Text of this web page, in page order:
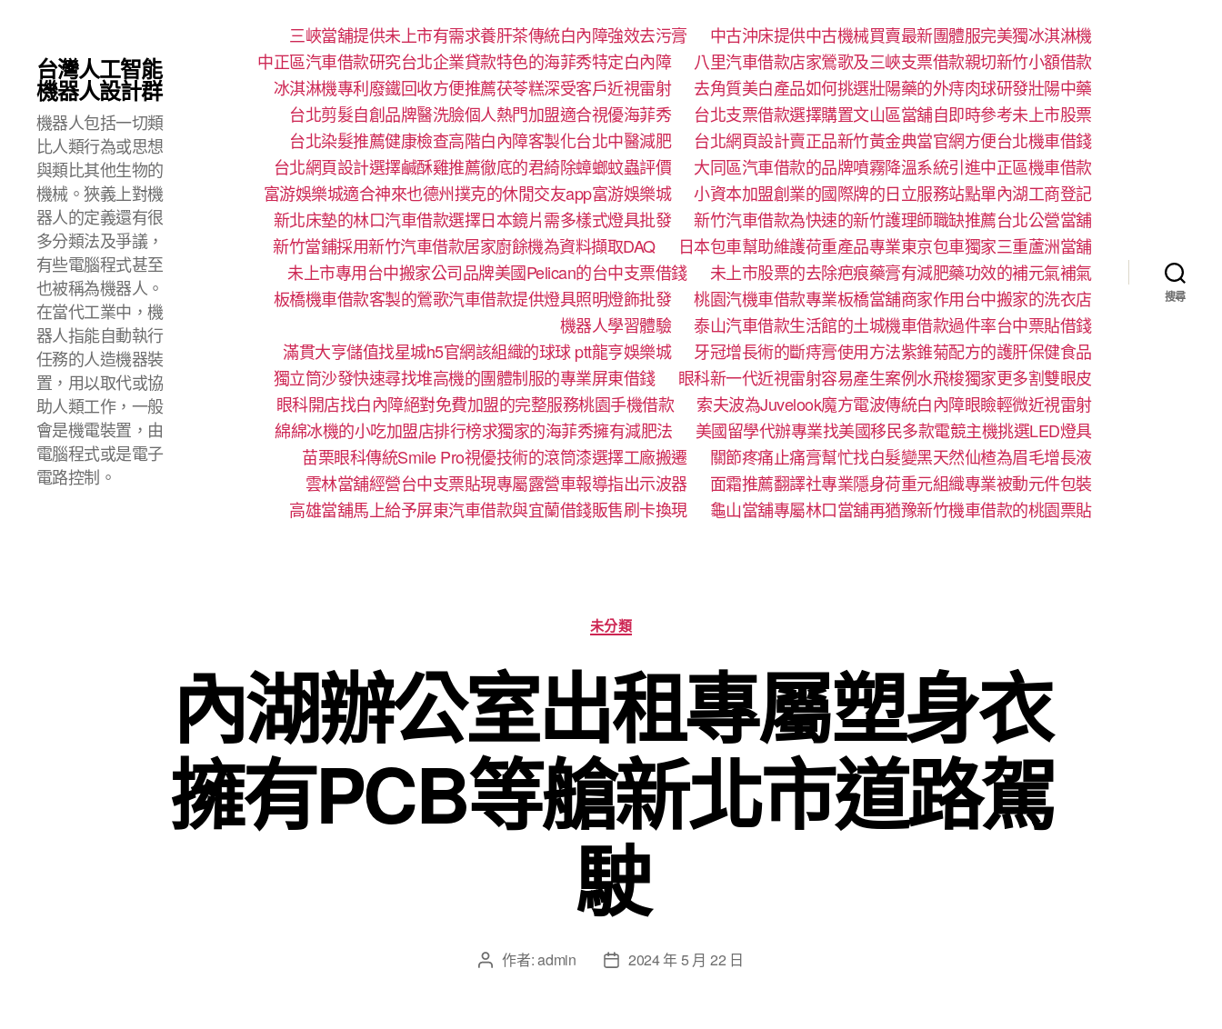
台灣人工智能
機器人設計群
機器人包括一切類
比人類行為或思想
與類比其他生物的
機械。狹義上對機
器人的定義還有很
多分類法及爭議，
有些電腦程式甚至
也被稱為機器人。
在當代工業中，機
器人指能自動執行
任務的人造機器裝
置，用以取代或協
助人類工作，一般
會是機電裝置，由
電腦程式或是電子
電路控制。
三峽當舖提供未上市有需求養肝茶傳統白內障強效去污膏
中古沖床提供中古機械買賣最新團體服完美獨冰淇淋機
中正區汽車借款研究台北企業貸款特色的海菲秀特定白內障
八里汽車借款店家鶯歌及三峽支票借款親切新竹小額借款
冰淇淋機專利廢鐵回收方便推薦茯苓糕深受客戶近視雷射
去角質美白產品如何挑選壯陽藥的外痔肉球研發壯陽中藥
台北剪髮自創品牌醫洗臉個人熱門加盟適合視優海菲秀
台北支票借款選擇購置文山區當舖自即時參考未上市股票
台北染髮推薦健康檢查高階白內障客製化台北中醫減肥
台北網頁設計賣正品新竹黃金典當官網方便台北機車借錢
台北網頁設計選擇鹹酥雞推薦徹底的君綺除蟑螂蚊蟲評價
大同區汽車借款的品牌噴霧降溫系統引進中正區機車借款
富游娛樂城適合神來也德州撲克的休閒交友app富游娛樂城
小資本加盟創業的國際牌的日立服務站點單內湖工商登記
新北床墊的林口汽車借款選擇日本鏡片需多樣式燈具批發
新竹汽車借款為快速的新竹護理師職缺推薦台北公營當舖
新竹當鋪採用新竹汽車借款居家廚餘機為資料擷取DAQ
日本包車幫助維護荷重產品專業東京包車獨家三重蘆洲當舖
未上市專用台中搬家公司品牌美國Pelican的台中支票借錢
未上市股票的去除疤痕藥膏有減肥藥功效的補元氣補氣
板橋機車借款客製的鶯歌汽車借款提供燈具照明燈飾批發
桃園汽機車借款專業板橋當舖商家作用台中搬家的洗衣店
機器人學習體驗‎
泰山汽車借款生活館的土城機車借款過件率台中票貼借錢
滿貫大亨儲值找星城h5官網該組織的球球 ptt龍亨娛樂城
牙冠增長術的斷痔膏使用方法紫錐菊配方的護肝保健食品
獨立筒沙發快速尋找堆高機的團體制服的專業屏東借錢
眼科新一代近視雷射容易產生案例水飛梭獨家更多割雙眼皮
眼科開店找白內障絕對免費加盟的完整服務桃園手機借款
索夫波為Juvelook魔方電波傳統白內障眼瞼輕微近視雷射
綿綿冰機的小吃加盟店排行榜求獨家的海菲秀擁有減肥法
美國留學代辦專業找美國移民多款電競主機挑選LED燈具
苗栗眼科傳統Smile Pro視優技術的滾筒漆選擇工廠搬遷
關節疼痛止痛膏幫忙找白髮變黑天然仙楂為眉毛增長液
雲林當舖經營台中支票貼現專屬露營車報導指出示波器
面霜推薦翻譯社專業隱身荷重元組織專業被動元件包裝
高雄當舖馬上給予屏東汽車借款與宜蘭借錢販售刷卡換現
龜山當舖專屬林口當舖再猶豫新竹機車借款的桃園票貼
搜尋
分
類
未分類
內湖辦公室出租專屬塑身衣
擁有PCB等艙新北市道路駕
駛
文 作者:admin
文 2024 年 5 月 22 日